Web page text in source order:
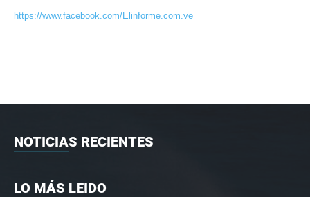
https://www.facebook.com/Elinforme.com.ve
NOTICIAS RECIENTES
LO MÁS LEIDO